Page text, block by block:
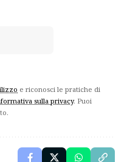
e riconosci le pratiche di
sulla privacy. Puoi